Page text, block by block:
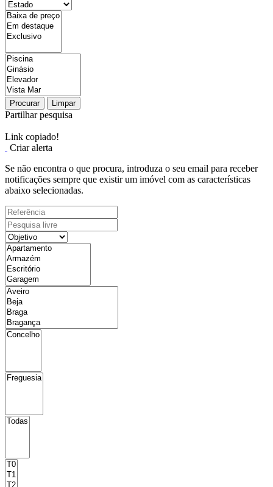
Procurar Limpar
Partilhar pesquisa
Link copiado!
Criar alerta
Se não encontra o que procura, introduza o seu email para receber
notificações sempre que existir um imóvel com as características
abaixo selecionadas.